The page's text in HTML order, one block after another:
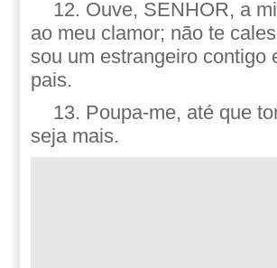
12. Ouve, SENHOR, a
ao meu clamor; não te
sou um estrangeiro contigo
pais.
13. Poupa-me, até que
seja mais.